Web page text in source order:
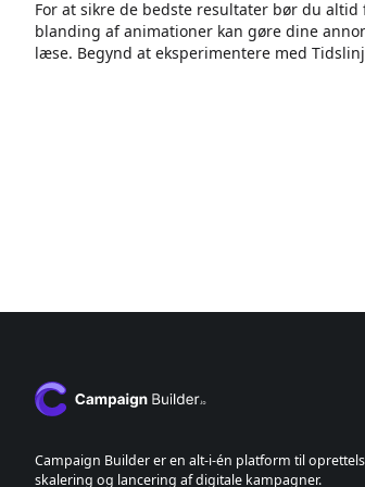
For at sikre de bedste resultater bør du
blanding af animationer kan gøre dine
læse. Begynd at eksperimentere med
Campaign Builder er en alt-i-én platform til
skalering og lancering af digitale kampagner.